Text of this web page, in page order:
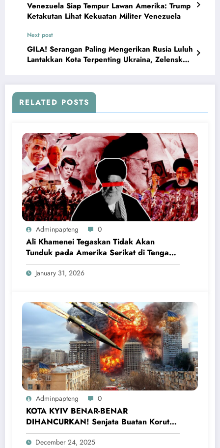
Venezuela Siap Tempur Lawan Amerika: Trump
Ketakutan Lihat Kekuatan Militer Venezuela
Next post
GILA! Serangan Paling Mengerikan Rusia Luluh
Lantakkan Kota Terpenting Ukraina, Zelensky
RELATED POSTS
Adminpapteng 0
Ali Khamenei Tegaskan Tidak Akan
Tunduk pada Amerika Serikat di Tengah
Ketegangan Nuklir Iran
January 31, 2026
Adminpapteng 0
KOTA KYIV BENAR-BENAR
DIHANCURKAN! Senjata Buatan Korut
yang Digunakan Rusia Serang Ukraina
December 24, 2025